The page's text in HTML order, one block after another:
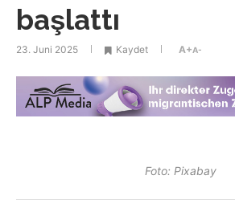
başlattı
23. Juni 2025 Kaydet A+A-
Foto: Pixabay